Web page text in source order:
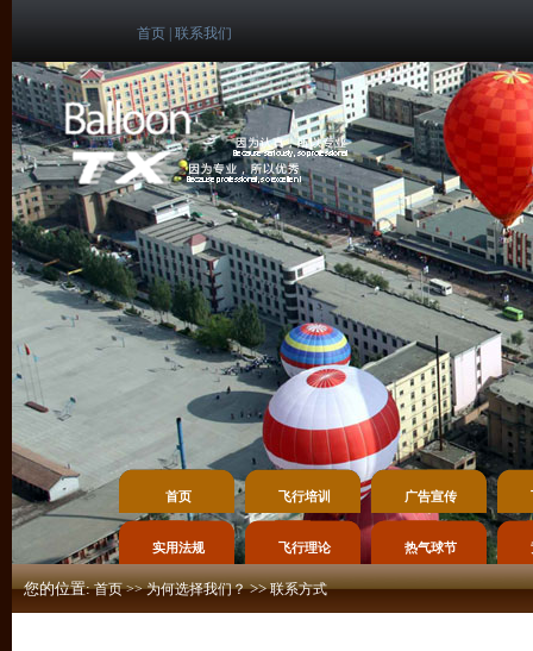
首页 联系我们
首页 飞行培训 广告宣传
实用法规 飞行理论 热气球节
您的位置:首页>>为何选择我们？>>联系方式